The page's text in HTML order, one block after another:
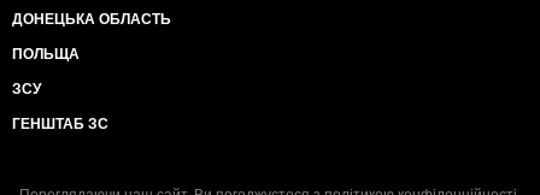
ДОНЕЦЬКА ОБЛАСТЬ
ПОЛЬЩА
ЗСУ
ГЕНШТАБ ЗС